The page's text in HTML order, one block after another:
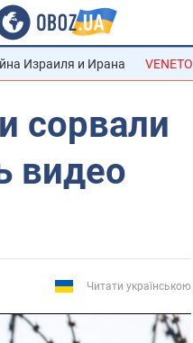
Израиля и Ирана VENETO
сорвали
видео
Читати українською